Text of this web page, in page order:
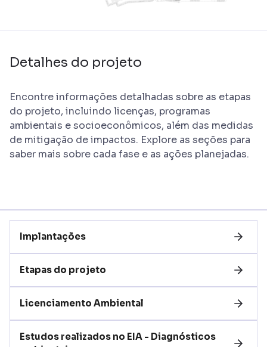
Detalhes do projeto
Encontre informações detalhadas sobre as etapas
do projeto, incluindo licenças, programas
ambientais e socioeconômicos, além das medidas
de mitigação de impactos. Explore as seções para
saber mais sobre cada fase e as ações planejadas.
Implantações
Etapas do projeto
Licenciamento Ambiental
Estudos realizados no EIA - Diagnósticos